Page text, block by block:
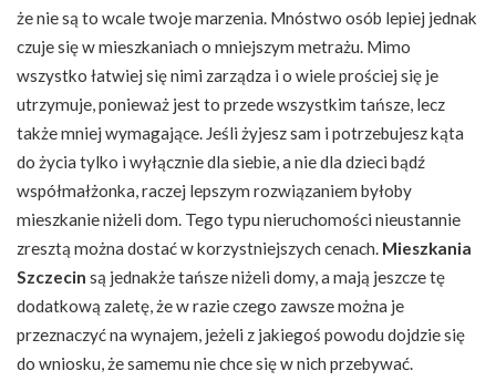
że nie są to wcale twoje marzenia. Mnóstwo osób lepiej jednak
czuje się w mieszkaniach o mniejszym metrażu. Mimo
wszystko łatwiej się nimi zarządza i o wiele prościej się je
utrzymuje, ponieważ jest to przede wszystkim tańsze, lecz
także mniej wymagające. Jeśli żyjesz sam i potrzebujesz kąta
do życia tylko i wyłącznie dla siebie, a nie dla dzieci bądź
współmałżonka, raczej lepszym rozwiązaniem byłoby
mieszkanie niżeli dom. Tego typu nieruchomości nieustannie
zresztą można dostać w korzystniejszych cenach. Mieszkania
Szczecin są jednakże tańsze niżeli domy, a mają jeszcze tę
dodatkową zaletę, że w razie czego zawsze można je
przeznaczyć na wynajem, jeżeli z jakiegoś powodu dojdzie się
do wniosku, że samemu nie chce się w nich przebywać.